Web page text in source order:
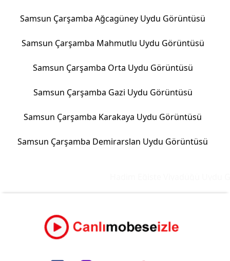
Samsun Çarşamba Ağcagüney Uydu Görüntüsü
Samsun Çarşamba Mahmutlu Uydu Görüntüsü
Samsun Çarşamba Orta Uydu Görüntüsü
Samsun Çarşamba Gazi Uydu Görüntüsü
Samsun Çarşamba Karakaya Uydu Görüntüsü
Samsun Çarşamba Demirarslan Uydu Görüntüsü